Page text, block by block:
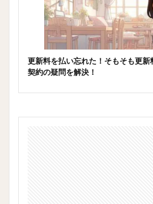
更新料を払い忘れた！そもそも更
契約の疑問を解決！